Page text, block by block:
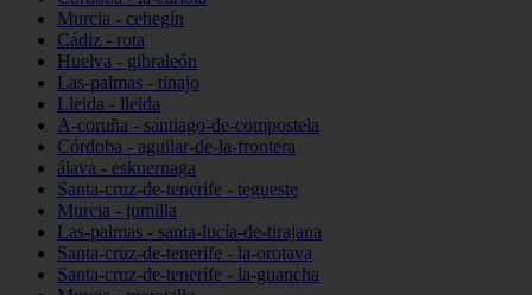
Murcia - cehegín
Cádiz - rota
Huelva - gibraleón
Las-palmas - tinajo
Lleida - lleida
A-coruña - santiago-de-compostela
Córdoba - aguilar-de-la-frontera
álava - eskuernaga
Santa-cruz-de-tenerife - tegueste
Murcia - jumilla
Las-palmas - santa-lucía-de-tirajana
Santa-cruz-de-tenerife - la-orotava
Santa-cruz-de-tenerife - la-guancha